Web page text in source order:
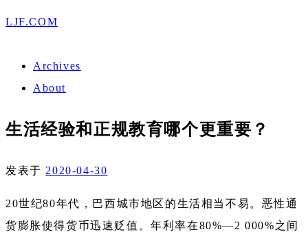
LJF.COM
Archives
About
生活经验和正规教育哪个更重要？
发表于 2020-04-30
20世纪80年代，巴西城市地区的生活相当不易。恶性通
货膨胀使得货币迅速贬值。年利率在80%—2 000%之间